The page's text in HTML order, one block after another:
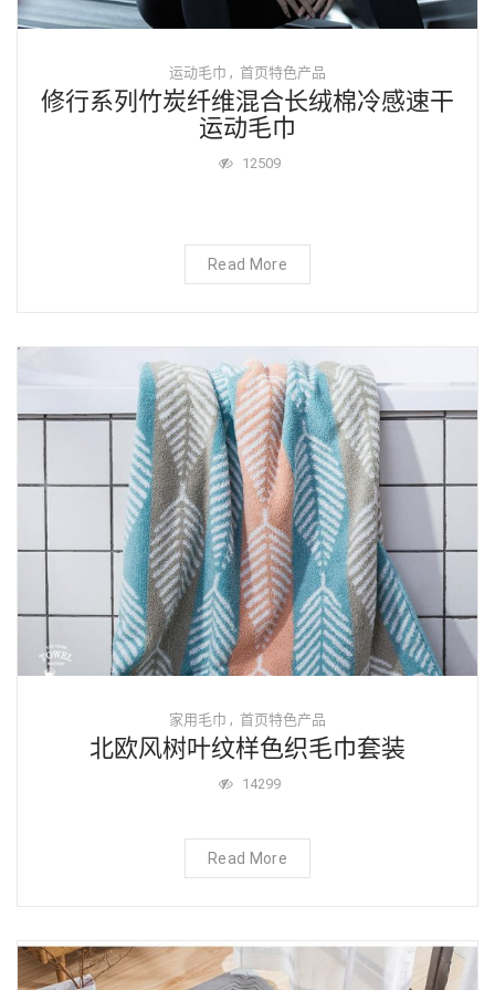
运动毛巾 , 首页特色产品
修行系列竹炭纤维混合长绒棉冷感速干
运动毛巾
12509
Read More
家用毛巾 , 首页特色产品
北欧风树叶纹样色织毛巾套装
14299
Read More